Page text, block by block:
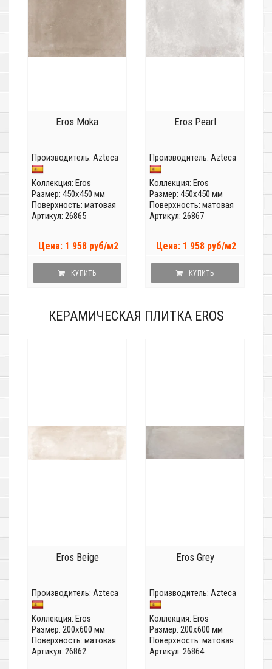
Eros Moka
Производитель: Azteca
Коллекция: Eros
Размер: 450x450 мм
Поверхность: матовая
Артикул: 26865
Цена: 1 958 руб/м2
КУПИТЬ
Eros Pearl
Производитель: Azteca
Коллекция: Eros
Размер: 450x450 мм
Поверхность: матовая
Артикул: 26867
Цена: 1 958 руб/м2
КУПИТЬ
КЕРАМИЧЕСКАЯ ПЛИТКА EROS
Eros Beige
Производитель: Azteca
Коллекция: Eros
Размер: 200x600 мм
Поверхность: матовая
Артикул: 26862
Eros Grey
Производитель: Azteca
Коллекция: Eros
Размер: 200x600 мм
Поверхность: матовая
Артикул: 26864